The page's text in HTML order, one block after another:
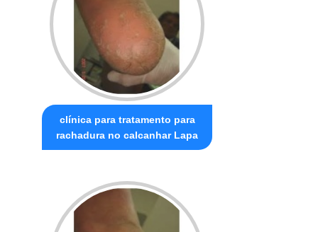
clínica para tratamento para
rachadura no calcanhar Lapa